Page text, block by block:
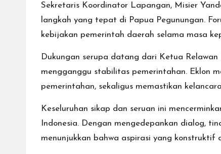
Sekretaris Koordinator Lapangan, Misier
langkah yang tepat di Papua Pegunungan.
kebijakan pemerintah daerah selama masa
Dukungan serupa datang dari Ketua Relawan
mengganggu stabilitas pemerintahan. Eklon
pemerintahan, sekaligus memastikan
Keseluruhan sikap dan seruan ini
Indonesia. Dengan mengedepankan dialog,
menunjukkan bahwa aspirasi yang